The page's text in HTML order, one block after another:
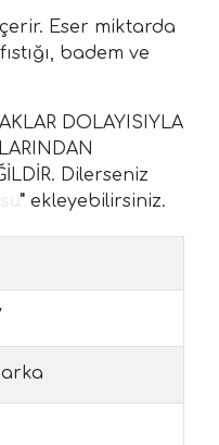
Eser miktarda
badem ve
DOLAYISIYLA
Dilerseniz
" ekleyebilirsiniz.